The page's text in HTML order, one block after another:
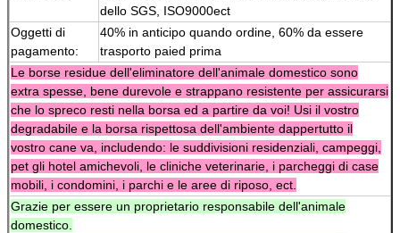
dello SGS, ISO9000ect
Oggetti di
pagamento:
40% in anticipo quando ordine, 60% da essere
trasporto paied prima
Le borse residue dell'eliminatore dell'animale domestico sono
extra spesse, bene durevole e strappano resistente per assicurarsi
che lo spreco resti nella borsa ed a partire da voi! Usi il vostro
degradabile e la borsa rispettosa dell'ambiente dappertutto il
vostro cane va, includendo: le suddivisioni residenziali, campeggi,
pet gli hotel amichevoli, le cliniche veterinarie, i parcheggi di case
mobili, i condomini, i parchi e le aree di riposo, ect.
Grazie per essere un proprietario responsabile dell'animale
domestico.